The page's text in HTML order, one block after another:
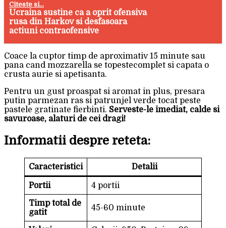
Citeste si...
Ucraina sustine ca a oprit ofensiva
rusa din Harkov si desfasoara
actiuni contraofensive
Coace la cuptor timp de aproximativ 15 minute sau
pana cand mozzarella se topestecomplet si capata o
crusta aurie si apetisanta.
Pentru un gust proaspat si aromat in plus, presara
putin parmezan ras si patrunjel verde tocat peste
pastele gratinate fierbinti. Serveste-le imediat, calde si
savuroase, alaturi de cei dragi!
Informatii despre reteta:
Caracteristici Detalii
Portii
4 portii
Timp total de
gatit
45-60 minute